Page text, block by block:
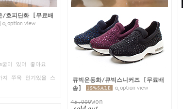
/호피단화 [무료배
굽이 있어 좋아요
지 쭈욱 인기있을 스
큐빅운동화/큐빅스니커즈 [무료배
송]
45,000won